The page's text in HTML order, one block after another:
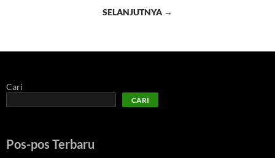
SELANJUTNYA →
Cari
CARI
Pos-pos Terbaru